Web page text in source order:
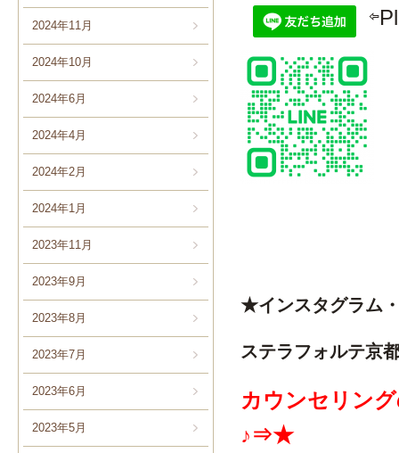
2024年11月
2024年10月
2024年6月
2024年4月
2024年2月
2024年1月
2023年11月
2023年9月
2023年8月
2023年7月
2023年6月
2023年5月
★インスタグラム
ステラフォルテ京
カウンセリン
♪⇒★